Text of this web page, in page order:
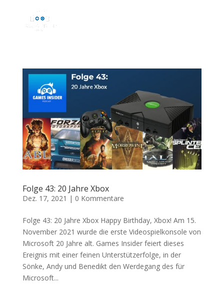
Folge 43: 20 Jahre Xbox
Dez. 17, 2021 | 0 Kommentare
Folge 43: 20 Jahre Xbox Happy Birthday, Xbox! Am 15.
November 2021 wurde die erste Videospielkonsole von
Microsoft 20 Jahre alt. Games Insider feiert dieses
Ereignis mit einer feinen Unterstützerfolge, in der
Sönke, Andy und Benedikt den Werdegang des für
Microsoft...